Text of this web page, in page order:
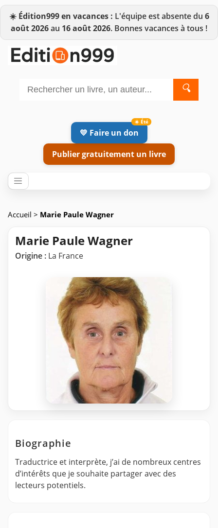
☀️ Édition999 en vacances : L'équipe est absente du 6
août 2026au 16 août 2026. Bonnes vacances à tous !
🔍
💛 Faire un don
Publier gratuitement un livre
Accueil > Marie Paule Wagner
Marie Paule Wagner
Origine : La France
Biographie
Traductrice et interprète, j’ai de nombreux centres
d’intérêts que je souhaite partager avec des
lecteurs potentiels.